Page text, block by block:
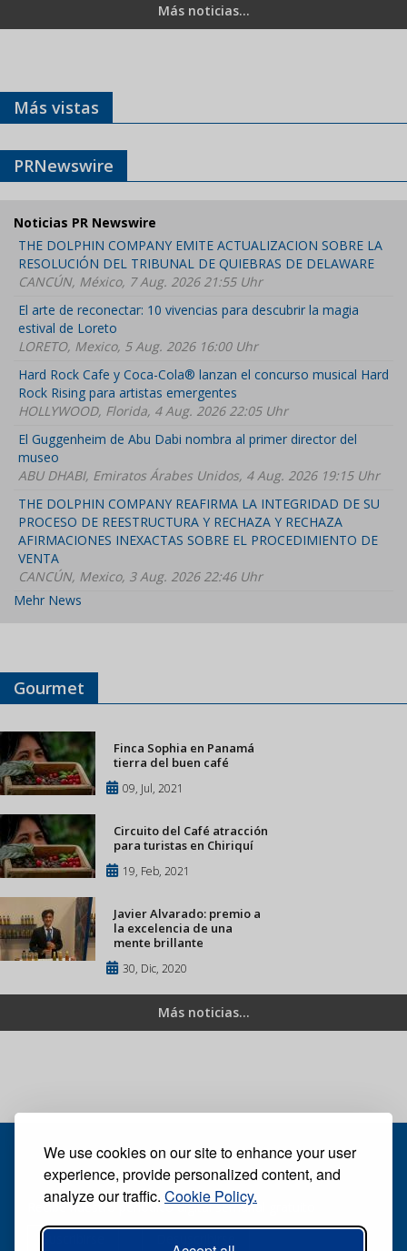
We use cookies on our site to enhance your user
experience, provide personalized content, and
analyze our traffic. Cookie Policy.
Más noticias...
Más vistas
PRNewswire
Noticias PR Newswire
THE DOLPHIN COMPANY EMITE ACTUALIZACION SOBRE LA
RESOLUCIÓN DEL TRIBUNAL DE QUIEBRAS DE DELAWARE
CANCÚN, México, 7 Aug. 2026 21:55 Uhr
El arte de reconectar: 10 vivencias para descubrir la magia
estival de Loreto
LORETO, Mexico, 5 Aug. 2026 16:00 Uhr
Hard Rock Cafe y Coca-Cola® lanzan el concurso musical Hard
Rock Rising para artistas emergentes
HOLLYWOOD, Florida, 4 Aug. 2026 22:05 Uhr
El Guggenheim de Abu Dabi nombra al primer director del
museo
ABU DHABI, Emiratos Árabes Unidos, 4 Aug. 2026 19:15 Uhr
THE DOLPHIN COMPANY REAFIRMA LA INTEGRIDAD DE SU
PROCESO DE REESTRUCTURA Y RECHAZA Y RECHAZA
AFIRMACIONES INEXACTAS SOBRE EL PROCEDIMIENTO DE
VENTA
CANCÚN, Mexico, 3 Aug. 2026 22:46 Uhr
Mehr News
Gourmet
Finca Sophia en Panamá
tierra del buen café
09, Jul, 2021
Circuito del Café atracción
para turistas en Chiriquí
19, Feb, 2021
Javier Alvarado: premio a
la excelencia de una
mente brillante
30, Dic, 2020
Más noticias...
Recibe nuestro periódico digital semanal gratuito
Suscribirse